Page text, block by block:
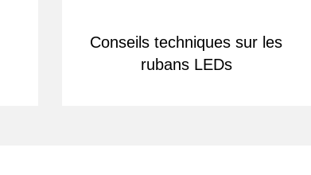
Conseils techniques sur les
rubans LEDs